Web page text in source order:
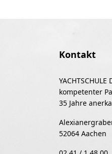
Kontakt
YACHTSCHULE
kompetenter
35 Jahre
52064 Aachen